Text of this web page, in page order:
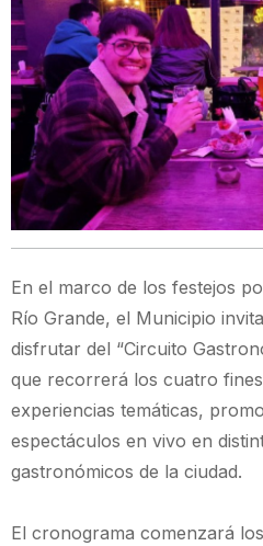
En el marco de los festejos
Río Grande, el Municipio
disfrutar del “Circuito
que recorrerá los cuatro
experiencias temáticas,
espectáculos en vivo en
gastronómicos de la ciudad.
El cronograma comenzará